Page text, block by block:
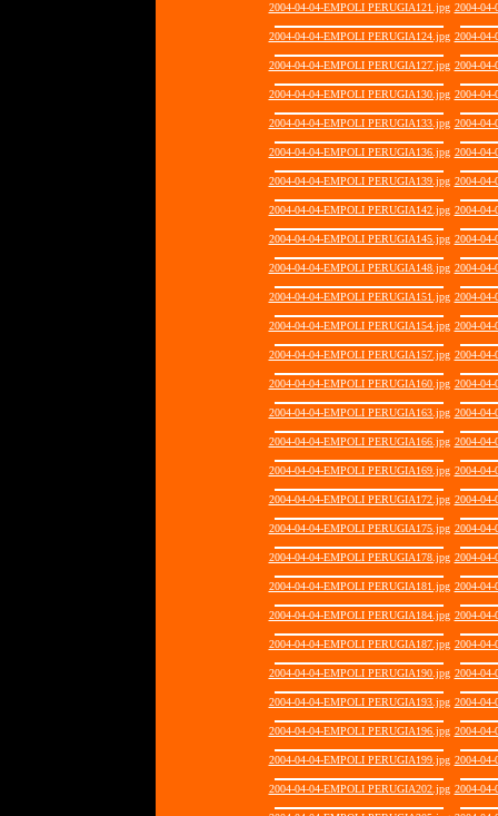
2004-04-04-EMPOLI PERUGIA121.jpg 2004-
2004-04-04-EMPOLI PERUGIA124.jpg 2004-
2004-04-04-EMPOLI PERUGIA127.jpg 2004-
2004-04-04-EMPOLI PERUGIA130.jpg 2004-
2004-04-04-EMPOLI PERUGIA133.jpg 2004-
2004-04-04-EMPOLI PERUGIA136.jpg 2004-
2004-04-04-EMPOLI PERUGIA139.jpg 2004-
2004-04-04-EMPOLI PERUGIA142.jpg 2004-
2004-04-04-EMPOLI PERUGIA145.jpg 2004-
2004-04-04-EMPOLI PERUGIA148.jpg 2004-
2004-04-04-EMPOLI PERUGIA151.jpg 2004-
2004-04-04-EMPOLI PERUGIA154.jpg 2004-
2004-04-04-EMPOLI PERUGIA157.jpg 2004-
2004-04-04-EMPOLI PERUGIA160.jpg 2004-
2004-04-04-EMPOLI PERUGIA163.jpg 2004-
2004-04-04-EMPOLI PERUGIA166.jpg 2004-
2004-04-04-EMPOLI PERUGIA169.jpg 2004-
2004-04-04-EMPOLI PERUGIA172.jpg 2004-
2004-04-04-EMPOLI PERUGIA175.jpg 2004-
2004-04-04-EMPOLI PERUGIA178.jpg 2004-
2004-04-04-EMPOLI PERUGIA181.jpg 2004-
2004-04-04-EMPOLI PERUGIA184.jpg 2004-
2004-04-04-EMPOLI PERUGIA187.jpg 2004-
2004-04-04-EMPOLI PERUGIA190.jpg 2004-
2004-04-04-EMPOLI PERUGIA193.jpg 2004-
2004-04-04-EMPOLI PERUGIA196.jpg 2004-
2004-04-04-EMPOLI PERUGIA199.jpg 2004-
2004-04-04-EMPOLI PERUGIA202.jpg 2004-